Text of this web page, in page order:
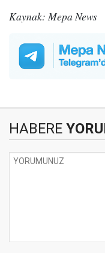
Kaynak: Mepa News
HABERE